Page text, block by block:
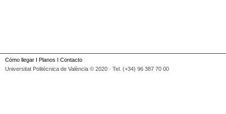
Cómo llegar I Planos I Contacto
Universitat Politècnica de València © 2020 · Tel. (+34) 96 387 70 00